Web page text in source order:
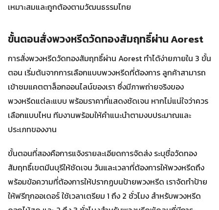
เหมาะสมและถูกต้องตามวัฒนธรรมไทย
ขั้นตอนสั่งพวงหรีดวัดทองสัมฤทธิ์ผ่าน Aorest
การสั่งพวงหรีดวัดทองสัมฤทธิ์ผ่าน Aorest ทำได้ง่ายภายใน 3 ขั้น
ตอน เริ่มต้นจากการเลือกแบบพวงหรีดที่ต้องการ ลูกค้าสามารถ
เข้าชมแคตตาล็อกออนไลน์ของเรา ซึ่งมีภาพถ่ายจริงของ
พวงหรีดแต่ละแบบ พร้อมราคาที่แสดงชัดเจน หากไม่แน่ใจว่าควร
เลือกแบบไหน ทีมงานพร้อมให้คำแนะนำตามงบประมาณและ
ประเภทของงาน
ขั้นตอนที่สองคือการแจ้งรายละเอียดการจัดส่ง ระบุชื่อวัดทอง
สัมฤทธิ์เขตมีนบุรีให้ชัดเจน วันและเวลาที่ต้องการให้พวงหรีดถึง
พร้อมข้อความที่ต้องการให้ปรากฏบนป้ายพวงหรีด เราจัดทำป้าย
ให้ฟรีทุกออเดอร์ ใช้เวลาเตรียม 1 ถึง 2 ชั่วโมง สำหรับพวงหรีด